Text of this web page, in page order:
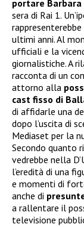
portare Barbara
sera di Rai 1.
ultimi anni. Al
ufficiali e la
giornalistiche. A
racconta di un
attorno alla
cast fisso di
di affidarle una
dopo l’uscita di
Mediaset per la
Secondo quanto
vedrebbe nella
l’eredità di una
e momenti di
anche di
a rallentare il
televisione